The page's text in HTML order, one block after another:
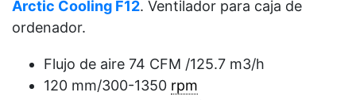
Arctic Cooling F12. Ventilador para caja de
ordenador.
Flujo de aire 74 CFM /125.7 m3/h
120 mm/300-1350 rpm